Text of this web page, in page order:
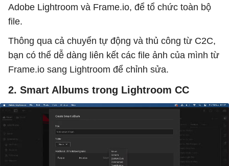
Adobe Lightroom và Frame.io, để tổ chức toàn bộ
file.
Thông qua cả chuyển tự động và thủ công từ C2C,
bạn có thể dễ dàng liên kết các file ảnh của mình từ
Frame.io sang Lightroom để chỉnh sửa.
2. Smart Albums trong Lightroom CC